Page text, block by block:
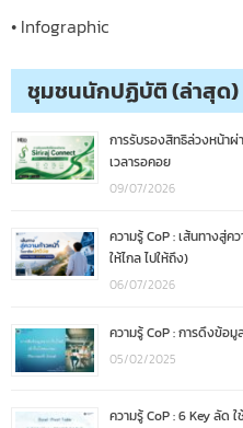
• Infographic
ชุมชนนักปฏิบัติ (ล่าสุด)
การรับรองสิทธิล่วงหน้าผ่
เวลารอคอย
09/07/2026
ความรู้ CoP : เส้นทางสู่
ให้ไกล ไปให้ถึง)
06/07/2026
ความรู้ CoP : การดึงข้อมู
05/02/2025
ความรู้ CoP : 6 Key ลัด